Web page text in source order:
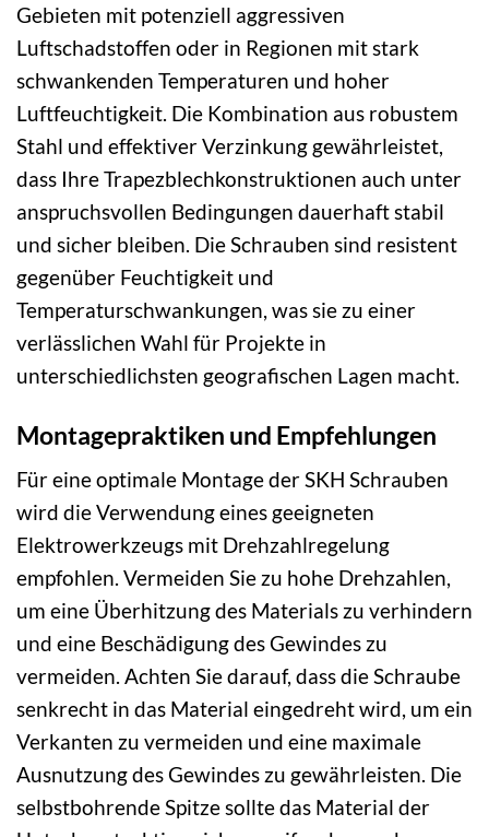
Gebieten mit potenziell aggressiven
Luftschadstoffen oder in Regionen mit stark
schwankenden Temperaturen und hoher
Luftfeuchtigkeit. Die Kombination aus robustem
Stahl und effektiver Verzinkung gewährleistet,
dass Ihre Trapezblechkonstruktionen auch unter
anspruchsvollen Bedingungen dauerhaft stabil
und sicher bleiben. Die Schrauben sind resistent
gegenüber Feuchtigkeit und
Temperaturschwankungen, was sie zu einer
verlässlichen Wahl für Projekte in
unterschiedlichsten geografischen Lagen macht.
Montagepraktiken und Empfehlungen
Für eine optimale Montage der SKH Schrauben
wird die Verwendung eines geeigneten
Elektrowerkzeugs mit Drehzahlregelung
empfohlen. Vermeiden Sie zu hohe Drehzahlen,
um eine Überhitzung des Materials zu verhindern
und eine Beschädigung des Gewindes zu
vermeiden. Achten Sie darauf, dass die Schraube
senkrecht in das Material eingedreht wird, um ein
Verkanten zu vermeiden und eine maximale
Ausnutzung des Gewindes zu gewährleisten. Die
selbstbohrende Spitze sollte das Material der